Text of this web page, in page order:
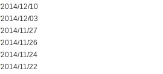
2014/12/10
2014/12/03
2014/11/27
2014/11/26
2014/11/24
2014/11/22